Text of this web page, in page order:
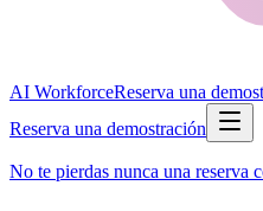
AI WorkforceReserva una
Reserva una demostración
No te pierdas nunca una reserva